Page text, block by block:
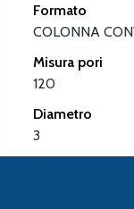
Formato
COLONNA
Misura pori
120
Diametro
3